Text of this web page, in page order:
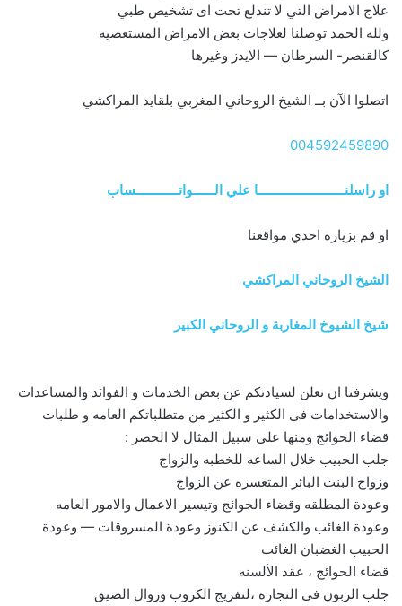
علاج الامراض التي لا تندلع تحت اى تشخيص طبي
ولله الحمد توصلنا لعلاجات بعض الامراض المستعصيه
كالقنصر- السرطان — الايدز وغيرها
اتصلوا الآن بــ الشيخ الروحاني المغربي بلقايد المراكشي
004592459890
او راسلنــــــــــــــــــــــــا علي الــــــواتــــــــــــساب
او قم بزيارة احدي مواقعنا
الشيخ الروحاني المراكشي
شيخ الشيوخ المغاربة و الروحاني الكبير
ويشرفنا ان نعلن لسيادتكم عن بعض الخدمات و الفوائد والمساعدات
والاستخدامات فى الكثير و الكثير من متطلباتكم العامه و طلبات
قضاء الحوائج ومنها على سبيل المثال لا الحصر :
جلب الحبيب خلال الساعه للخطبه والزواج
وزواج البنت البائر المتعسره عن الزواج
وعودة المطلقه وقضاء الحوائج وتيسير الاعمال والامور العامه
وعودة الغائب والكشف عن الكنوز وعودة المسروقات — وعودة
الحبيب الغضبان الغائب
قضاء الحوائج ، عقد الألسنه
جلب الزبون فى التجاره ،لتفريج الكروب وزوال الضيق